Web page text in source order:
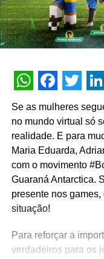
WhatsApp
Se as mulheres
no mundo virtual só
realidade. E para
Maria Eduarda,
com o movimento
Guaraná Antarctica.
presente nos
situação!
Para reforçar a
verdadeiros para os